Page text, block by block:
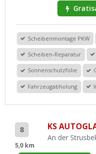
Scheibenmontage PKW
Scheiben-Reparatur
Sonnenschutzfolie
Fahrzeugabholung
8
5,0 km
KS
An der